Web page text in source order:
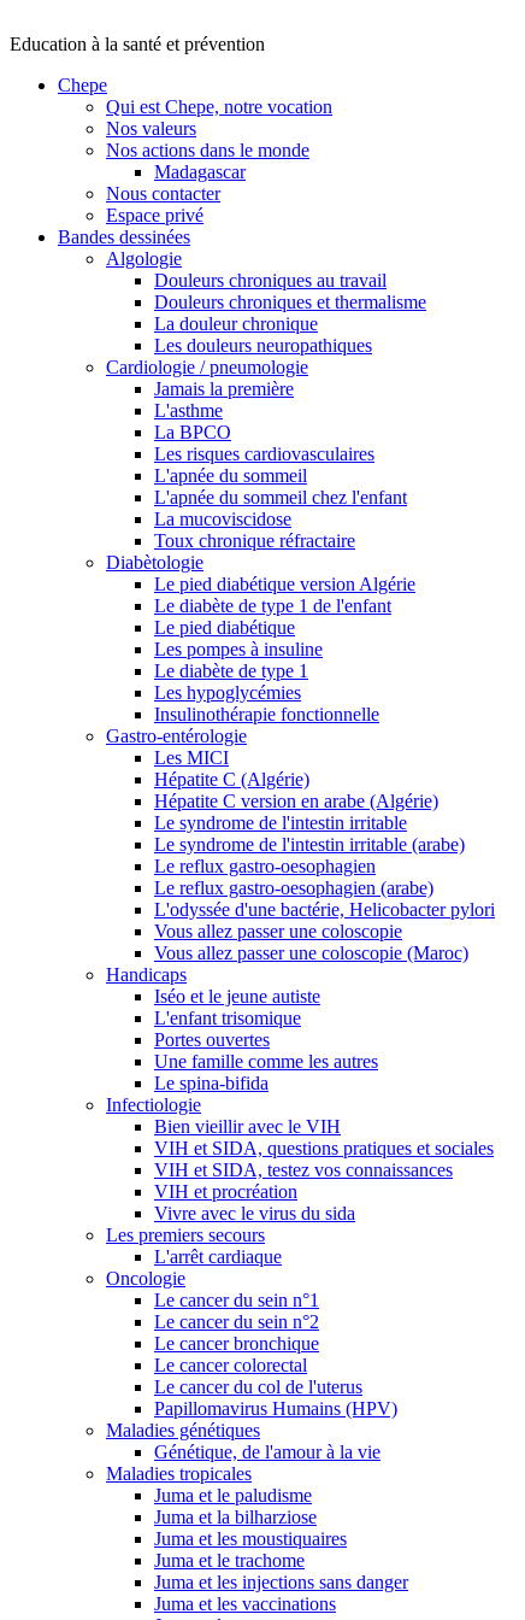
Education à la santé et prévention
Chepe
Qui est Chepe, notre vocation
Nos valeurs
Nos actions dans le monde
Madagascar
Nous contacter
Espace privé
Bandes dessinées
Algologie
Douleurs chroniques au travail
Douleurs chroniques et thermalisme
La douleur chronique
Les douleurs neuropathiques
Cardiologie / pneumologie
Jamais la première
L'asthme
La BPCO
Les risques cardiovasculaires
L'apnée du sommeil
L'apnée du sommeil chez l'enfant
La mucoviscidose
Toux chronique réfractaire
Diabètologie
Le pied diabétique version Algérie
Le diabète de type 1 de l'enfant
Le pied diabétique
Les pompes à insuline
Le diabète de type 1
Les hypoglycémies
Insulinothérapie fonctionnelle
Gastro-entérologie
Les MICI
Hépatite C (Algérie)
Hépatite C version en arabe (Algérie)
Le syndrome de l'intestin irritable
Le syndrome de l'intestin irritable (arabe)
Le reflux gastro-oesophagien
Le reflux gastro-oesophagien (arabe)
L'odyssée d'une bactérie, Helicobacter pylori
Vous allez passer une coloscopie
Vous allez passer une coloscopie (Maroc)
Handicaps
Iséo et le jeune autiste
L'enfant trisomique
Portes ouvertes
Une famille comme les autres
Le spina-bifida
Infectiologie
Bien vieillir avec le VIH
VIH et SIDA, questions pratiques et sociales
VIH et SIDA, testez vos connaissances
VIH et procréation
Vivre avec le virus du sida
Les premiers secours
L'arrêt cardiaque
Oncologie
Le cancer du sein n°1
Le cancer du sein n°2
Le cancer bronchique
Le cancer colorectal
Le cancer du col de l'uterus
Papillomavirus Humains (HPV)
Maladies génétiques
Génétique, de l'amour à la vie
Maladies tropicales
Juma et le paludisme
Juma et la bilharziose
Juma et les moustiquaires
Juma et le trachome
Juma et les injections sans danger
Juma et les vaccinations